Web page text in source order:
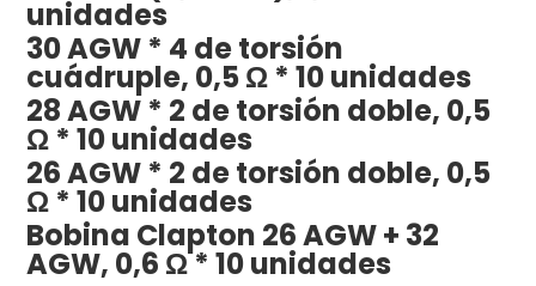
unidades
30 AGW * 4 de torsión
cuádruple, 0,5 Ω * 10 unidades
28 AGW * 2 de torsión doble, 0,5
Ω * 10 unidades
26 AGW * 2 de torsión doble, 0,5
Ω * 10 unidades
Bobina Clapton 26 AGW + 32
AGW, 0,6 Ω * 10 unidades